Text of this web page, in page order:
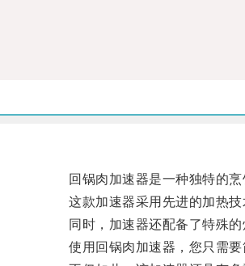
回锅肉加速器是一种独特的烹
这款加速器采用先进的加热技
同时，加速器还配备了特殊的
使用回锅肉加速器，您只需要